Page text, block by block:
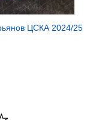
ЦСКА 2024/25